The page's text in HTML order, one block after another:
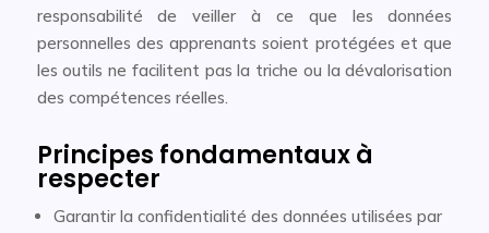
responsabilité de veiller à ce que les données
personnelles des apprenants soient protégées et que
les outils ne facilitent pas la triche ou la dévalorisation
des compétences réelles.
Principes fondamentaux à
respecter
Garantir la confidentialité des données utilisées par